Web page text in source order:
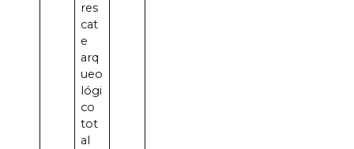
res
cat
e
arq
ueo
lógi
co
tot
al